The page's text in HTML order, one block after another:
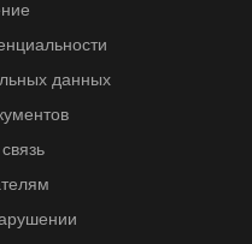
данных